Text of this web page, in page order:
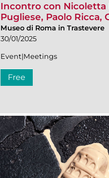
Incontro con Nicoletta
Pugliese, Paolo Ricca,
Museo di Roma in Trastevere
30/01/2025
Event|Meetings
Free